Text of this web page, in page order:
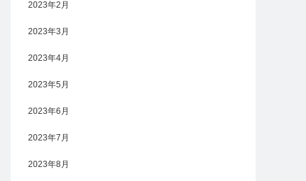
2023年2月
2023年3月
2023年4月
2023年5月
2023年6月
2023年7月
2023年8月